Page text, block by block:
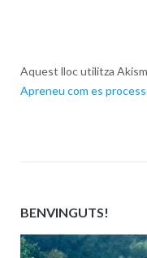
Aquest lloc utilitza
Apreneu com es
BENVINGUTS!